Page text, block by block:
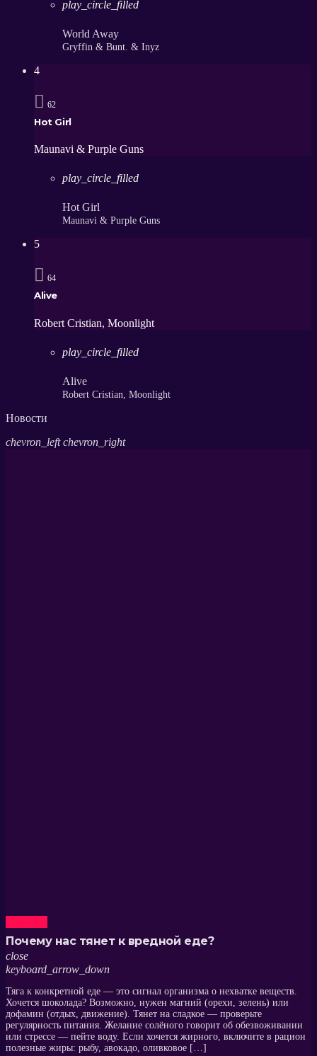
play_circle_filled
World Away
Gryffin & Bunt. & Inуz
4
62
Hot Girl
Maunavi & Purple Guns
play_circle_filled
Hot Girl
Maunavi & Purple Guns
5
64
Alive
Robert Cristian, Moonlight
play_circle_filled
Alive
Robert Cristian, Moonlight
Новости
chevron_left chevron_right
Почему нас тянет к вредной еде?
close
keyboard_arrow_down
Тяга к конкретной еде — это сигнал организма о нехватке веществ.
Хочется шоколада? Возможно, нужен магний (орехи, зелень) или
дофамин (отдых, движение). Тянет на сладкое — проверьте
регулярность питания. Желание солёного говорит об обезвоживании
или стрессе — пейте воду. Если хочется жирного, включите в рацион
полезные жиры: рыбу, авокадо, оливковое […]